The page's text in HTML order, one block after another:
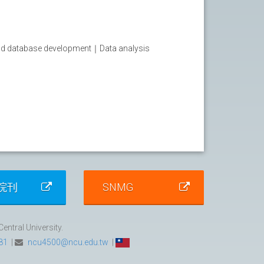
database development｜Data analysis
刊 SNMG
University.
ncu4500@ncu.edu.tw